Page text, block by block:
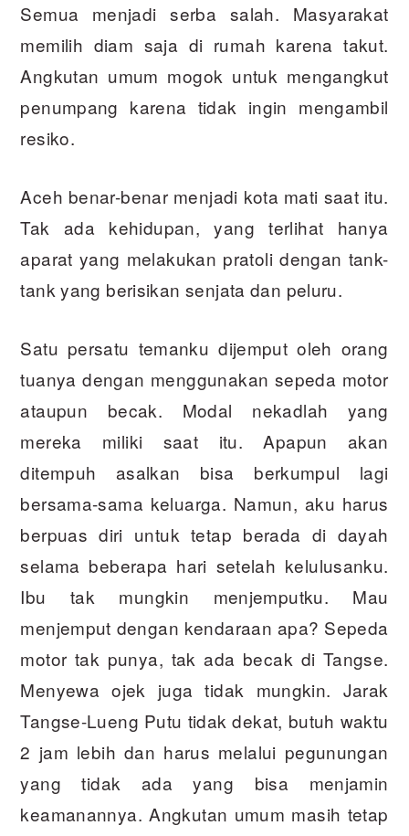
Semua menjadi serba salah. Masyarakat
memilih diam saja di rumah karena takut.
Angkutan umum mogok untuk mengangkut
penumpang karena tidak ingin mengambil
resiko.
Aceh benar-benar menjadi kota mati saat itu.
Tak ada kehidupan, yang terlihat hanya
aparat yang melakukan pratoli dengan tank-
tank yang berisikan senjata dan peluru.
Satu persatu temanku dijemput oleh orang
tuanya dengan menggunakan sepeda motor
ataupun becak. Modal nekadlah yang
mereka miliki saat itu. Apapun akan
ditempuh asalkan bisa berkumpul lagi
bersama-sama keluarga. Namun, aku harus
berpuas diri untuk tetap berada di dayah
selama beberapa hari setelah kelulusanku.
Ibu tak mungkin menjemputku. Mau
menjemput dengan kendaraan apa? Sepeda
motor tak punya, tak ada becak di Tangse.
Menyewa ojek juga tidak mungkin. Jarak
Tangse-Lueng Putu tidak dekat, butuh waktu
2 jam lebih dan harus melalui pegunungan
yang tidak ada yang bisa menjamin
keamanannya. Angkutan umum masih tetap